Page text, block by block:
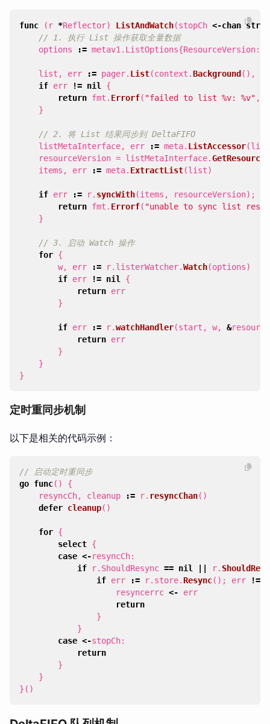
func ( r *Reflector) ListAndWatch(stopCh <-chan
// 1. 执行 List 操作获取全量数据
options
:= metav1 . ListOptions{ResourceVersion:
list , err := pager. List(context .Background (),
if err != nil
{
return fmt . Errorf( "failed to list %v: %v" ,
}
// 2. 将 List 结果同步到 DeltaFIFO
listMetaInterface, err := meta. ListAccessor(list
resourceVersion = listMetaInterface.
items , err := meta. ExtractList(list)
if err := r. syncWith(items , resourceVersion);
return fmt . Errorf( "unable to sync list
}
// 3. 启动 Watch 操作
for {
w, err := r. listerWatcher.Watch(options)
if err != nil
{
return err
}
if err := r.watchHandler(start , w, &
return err
}
}
}
定时重同步机制
以下是相关的代码示例：
// 启动定时重同步
go func()
{
resyncCh, cleanup := r. resyncChan()
defer cleanup()
for {
select {
case <-resyncCh:
if
r. ShouldResync == nil r.
if err := r. store. Resync(); err !=
resyncerrc <-
err
return
}
}
case <-stopCh:
return
}
}
}()